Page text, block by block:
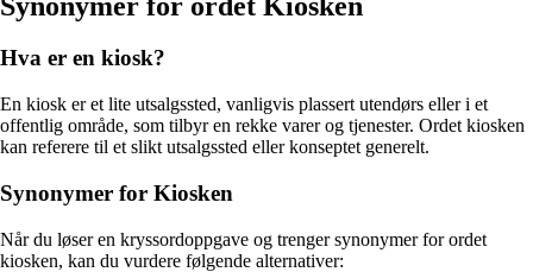
Hva er en kiosk?
En kiosk er et lite utsalgssted, vanligvis plassert utendørs eller i et
offentlig område, som tilbyr en rekke varer og tjenester. Ordet kiosken
kan referere til et slikt utsalgssted eller konseptet generelt.
Synonymer for Kiosken
Når du løser en kryssordoppgave og trenger synonymer for ordet
kiosken, kan du vurdere følgende alternativer: